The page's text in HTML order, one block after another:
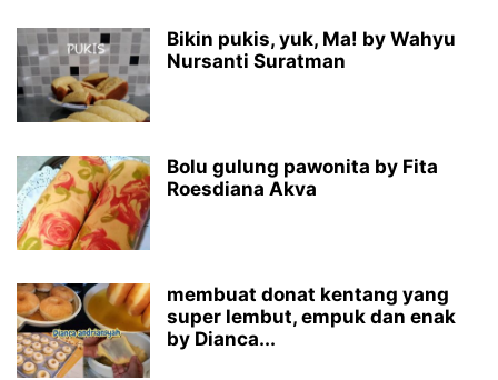
Bikin pukis, yuk, Ma! by Wahyu
Nursanti Suratman
Bolu gulung pawonita by Fita
Roesdiana Akva
membuat donat kentang yang
super lembut, empuk dan enak
by Dianca...